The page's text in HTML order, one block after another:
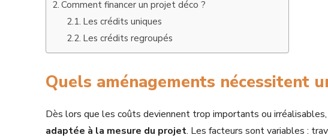
Comment financer un projet déco ?
Les crédits uniques
Les crédits regroupés
Quels aménagements nécessitent
Dès lors que les coûts deviennent trop importants ou
adaptée à la mesure du projet. Les facteurs sont variables :